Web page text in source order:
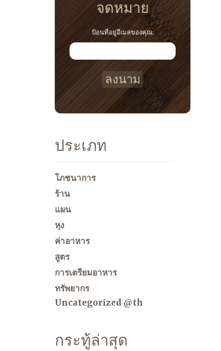
จดหมาย
ป้อนที่อยู่อีเมลของคุณ:
ลงนาม
ประเภท
โภชนาการ
ร้าน
แผน
หุง
ค่าอาหาร
สูตร
การเตรียมอาหาร
ทรัพยากร
Uncategorized @th
กระทู้ล่าสุด